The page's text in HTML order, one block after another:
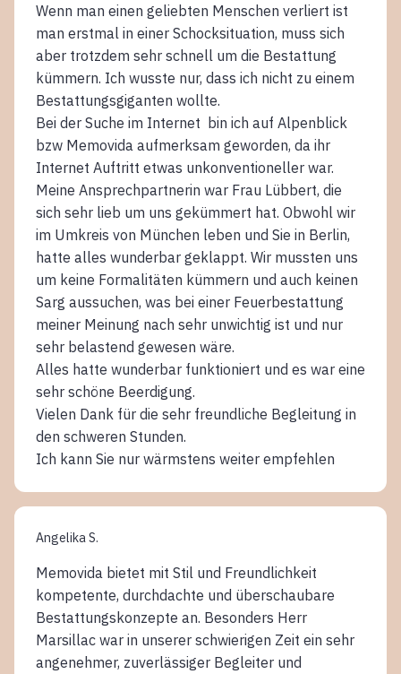
Wenn man einen geliebten Menschen verliert ist
man erstmal in einer Schocksituation, muss sich
aber trotzdem sehr schnell um die Bestattung
kümmern. Ich wusste nur, dass ich nicht zu einem
Bestattungsgiganten wollte.
Bei der Suche im Internet bin ich auf Alpenblick
bzw Memovida aufmerksam geworden, da ihr
Internet Auftritt etwas unkonventioneller war.
Meine Ansprechpartnerin war Frau Lübbert, die
sich sehr lieb um uns gekümmert hat. Obwohl wir
im Umkreis von München leben und Sie in Berlin,
hatte alles wunderbar geklappt. Wir mussten uns
um keine Formalitäten kümmern und auch keinen
Sarg aussuchen, was bei einer Feuerbestattung
meiner Meinung nach sehr unwichtig ist und nur
sehr belastend gewesen wäre.
Alles hatte wunderbar funktioniert und es war eine
sehr schöne Beerdigung.
Vielen Dank für die sehr freundliche Begleitung in
den schweren Stunden.
Ich kann Sie nur wärmstens weiter empfehlen
Angelika S.
Memovida bietet mit Stil und Freundlichkeit
kompetente, durchdachte und überschaubare
Bestattungskonzepte an. Besonders Herr
Marsillac war in unserer schwierigen Zeit ein sehr
angenehmer, zuverlässiger Begleiter und